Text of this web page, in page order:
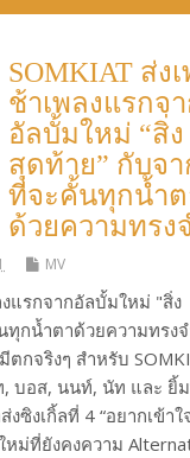
SOMKIAT ส่ง
ช้าเพลงแรกจ
อัลบั้มใหม่ “สิ่ง
สุดท้าย” กับจ
ที่จะคั้นทุกน้ำต
ด้วยความทรง
MV
งแรกจากอัลบั้มใหม่ "สิ่ง
กน้ำตาด้วยความทรง
กจริงๆ สำหรับ
บอส, นนท์, นัท และ ยิ้ม
ซิงเกิ้ลที่ 4 “อยากเข้าใ
หม่ที่ยังคงความ